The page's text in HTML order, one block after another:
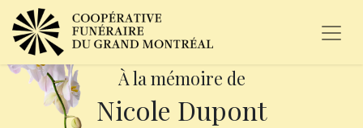
À la mémoire de
Nicole Dupont